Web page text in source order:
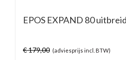
EPOS EXPAND 80
€179,00 (adviesprijs incl. BTW)